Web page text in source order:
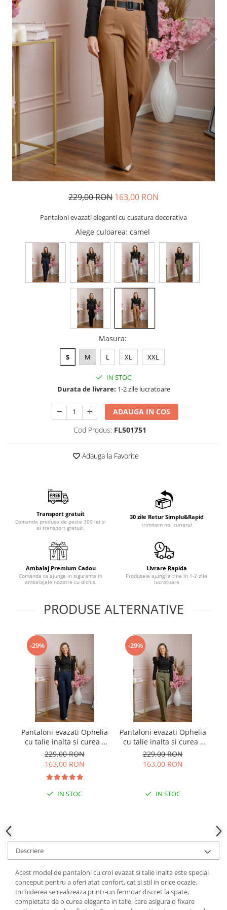
229,00 RON 163,00 RON
Pantaloni evazati eleganti cu cusatura decorativa
Alege culoarea: camel
Masura:
S M L XL XXL
IN STOC
Durata de livrare: 1-2 zile lucratoare
ADAUGA IN COS
Cod Produs: FL501751
Adauga la Favorite
Transport gratuit
Comanda produse de peste 300 lei si
ai transport gratuit.
30 zile Retur Simplu&Rapid
trimitem noi curierul
Ambalaj Premium Cadou
Comanda ta ajunge in siguranta in
ambalajele noastre cu dichis.
Livrare Rapida
Produsele ajung la tine in 1-2 zile
lucratoare
PRODUSE ALTERNATIVE
-29%
Pantaloni evazati Ophelia
cu talie inalta si curea -
Bleumarin
229,00 RON
163,00 RON
IN STOC
-29%
Pantaloni evazati Ophelia
cu talie inalta si curea -
Kaki
229,00 RON
163,00 RON
IN STOC
Descriere
Acest model de pantaloni cu croi evazat si talie inalta este special
conceput pentru a oferi atat confort, cat si stil in orice ocazie.
Inchiderea se realizeaza printr-un fermoar discret la spate,
completata de o curea eleganta in talie, care asigura o fixare